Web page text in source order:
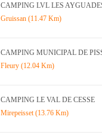
CAMPING LVL LES
Gruissan (11.47 Km)
CAMPING MUNICIPAL DE
Fleury (12.04 Km)
CAMPING LE VAL DE CESSE
Mirepeisset (13.76 Km)